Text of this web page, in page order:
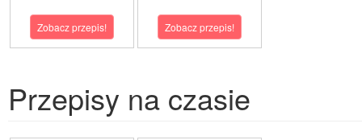
Zobacz przepis! Zobacz przepis!
Przepisy na czasie